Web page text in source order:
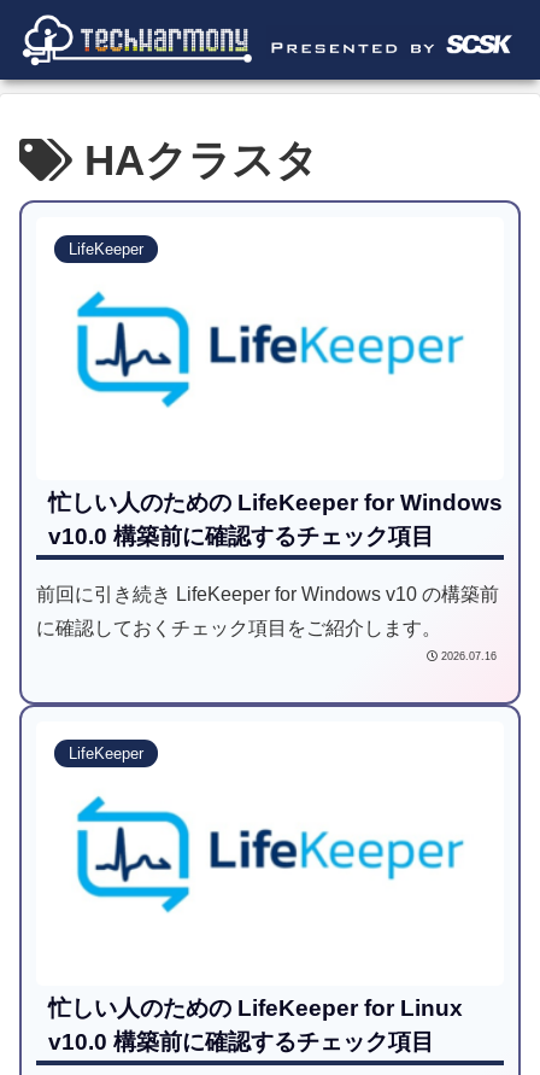
HAクラスタ
LifeKeeper
忙しい人のための LifeKeeper for Windows
v10.0 構築前に確認するチェック項目
前回に引き続き LifeKeeper for Windows v10 の構築前
に確認しておくチェック項目をご紹介します。
2026.07.16
LifeKeeper
忙しい人のための LifeKeeper for Linux
v10.0 構築前に確認するチェック項目